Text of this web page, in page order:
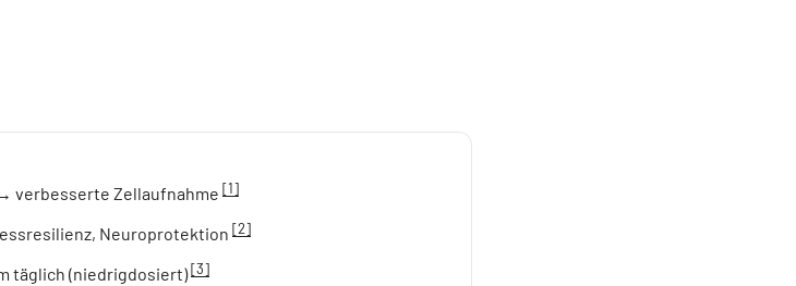
verbesserte Zellaufnahme [1]
Neuroprotektion [2]
täglich (niedrigdosiert)[3]